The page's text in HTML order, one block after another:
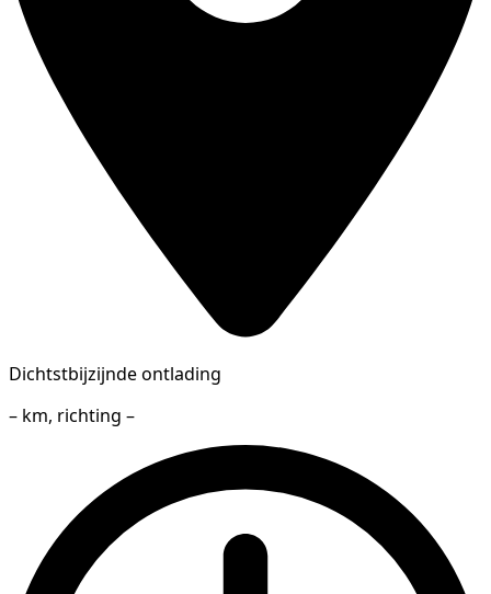
Dichtstbijzijnde ontlading
– km, richting –